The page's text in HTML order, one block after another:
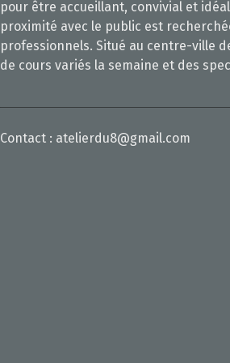
pour être accueillant, convivial et
proximité avec le public est
professionnels. Situé au centre-ville
de cours variés la semaine et des
Contact : atelierdu8@gmail.com